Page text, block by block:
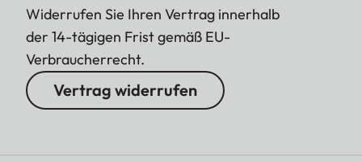
Widerrufen Sie Ihren Vertrag innerhalb
der 14-tägigen Frist gemäß EU-
Verbraucherrecht.
Vertrag widerrufen